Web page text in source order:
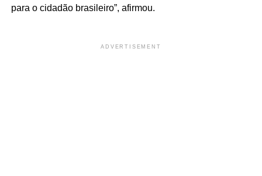
para o cidadão brasileiro”, afirmou.
ADVERTISEMENT